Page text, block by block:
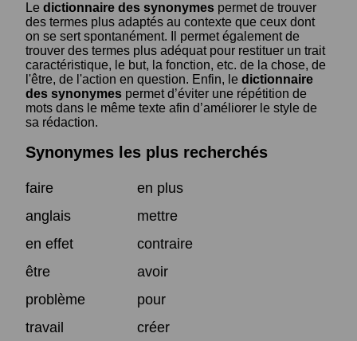
Le dictionnaire des synonymes permet de trouver
des termes plus adaptés au contexte que ceux dont
on se sert spontanément. Il permet également de
trouver des termes plus adéquat pour restituer un trait
caractéristique, le but, la fonction, etc. de la chose, de
l'être, de l'action en question. Enfin, le dictionnaire
des synonymes permet d’éviter une répétition de
mots dans le même texte afin d’améliorer le style de
sa rédaction.
Synonymes les plus recherchés
faire
en plus
anglais
mettre
en effet
contraire
être
avoir
problème
pour
travail
créer